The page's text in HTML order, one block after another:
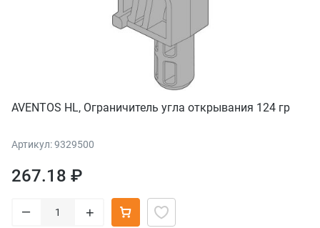
AVENTOS HL, Ограничитель угла открывания 124 гр
Артикул: 9329500
267.18 ₽
– +